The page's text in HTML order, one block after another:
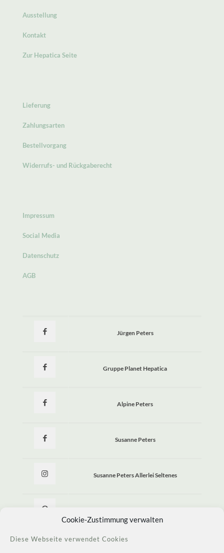
Cookie-Zustimmung verwalten
Diese Webseite verwendet Cookies
Ausstellung
Kontakt
Zur Hepatica Seite
Lieferung
Zahlungsarten
Bestellvorgang
Widerrufs- und Rückgaberecht
Impressum
Social Media
Datenschutz
AGB
Jürgen Peters
Gruppe Planet Hepatica
Alpine Peters
Susanne Peters
Susanne Peters Allerlei Seltenes